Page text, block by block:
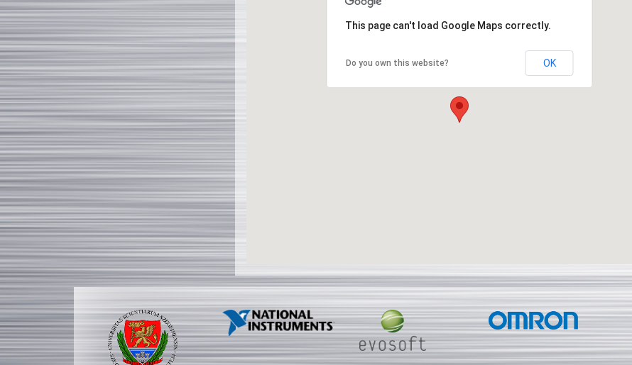
This page can't load Google Maps correctly.
Do you own this website? OK